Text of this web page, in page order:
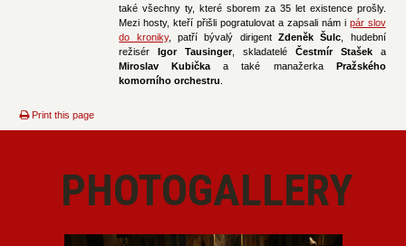
také všechny ty, které sborem za 35 let existence prošly.
Mezi hosty, kteří přišli pogratulovat a zapsali nám i pár slov
do kroniky, patří bývalý dirigent Zdeněk Šulc , hudební
režisérIgor Tausinger, skladatelé Čestmír Stašeka
Miroslav Kubička a také manažerka Pražského
komorního orchestru
Print this page
PHOTOGALLERY